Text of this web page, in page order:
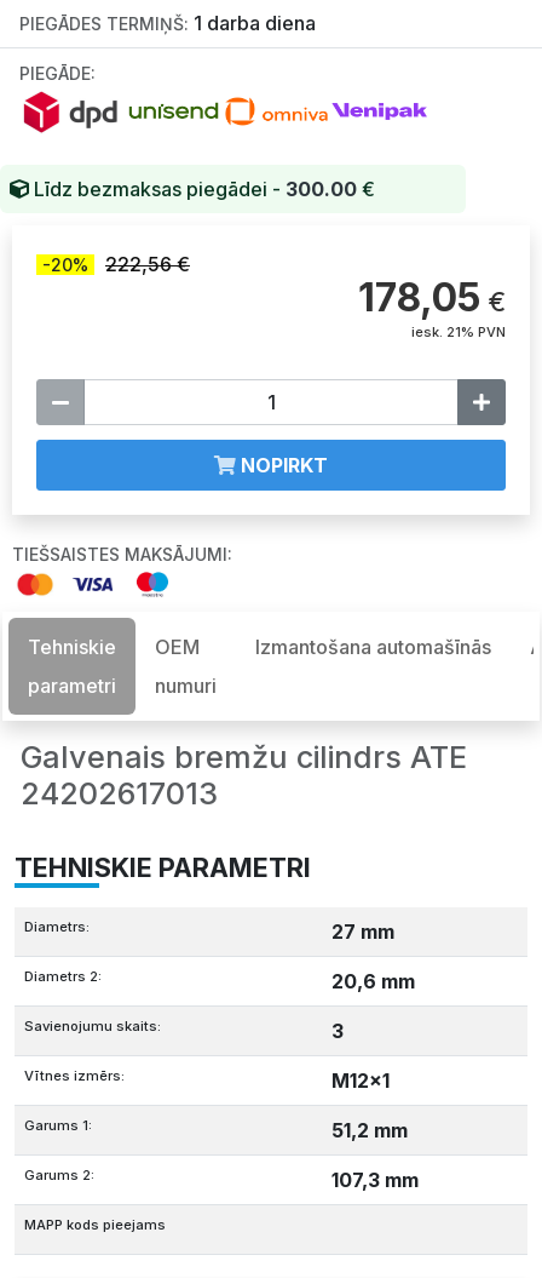
PIEGĀDES TERMIŅŠ: 1 darba diena
PIEGĀDE:
Līdz bezmaksas piegādei - 300.00 €
-20% 222,56 €
178,05 €
iesk. 21% PVN
NOPIRKT
TIEŠSAISTES MAKSĀJUMI:
Tehniskie
parametri
OEM
numuri
Izmantošana automašīnās
Galvenais bremžu cilindrs ATE
24202617013
TEHNISKIE PARAMETRI
Diametrs: 27 mm
Diametrs 2: 20,6 mm
Savienojumu skaits: 3
Vītnes izmērs: M12x1
Garums 1: 51,2 mm
Garums 2: 107,3 mm
MAPP kods pieejams